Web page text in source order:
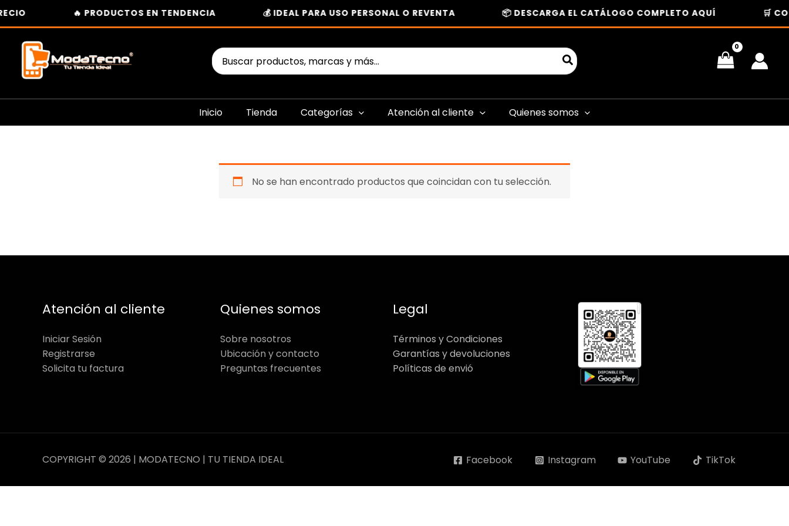
🔥 PRODUCTOS EN TENDENCIA 💰 IDEAL PARA USO PERSONAL O REVENTA 📦 DESCARGA EL CATÁLOGO COMPLETO AQUÍ 🛒
Ir
Buscar
por:
Inicio Tienda Categorías Atención al cliente Quienes somos
No se han encontrado productos que coincidan con tu selección.
Atención al cliente
Iniciar Sesión
Registrarse
Solicita tu factura
Quienes somos
Sobre nosotros
Ubicación y contacto
Preguntas frecuentes
Legal
Términos y Condiciones
Garantías y devoluciones
Políticas de envió
COPYRIGHT © 2026 | MODATECNO | TU TIENDA IDEAL Facebook Instagram YouTube TikTok